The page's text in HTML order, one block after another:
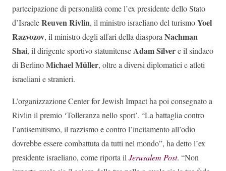
partecipazione di personalità come l’ex presidente dello Stato
d’IsraeleReuven Rivlin, il ministro israeliano del turismoYoel
Razvozov, il ministro degli affari della diasporaNachman
Shai, il dirigente sportivo statunitenseAdam Silvere il sindaco
di BerlinoMichael Müller, oltre a diversi diplomatici e atleti
israeliani e stranieri.
L’organizzazione Center for Jewish Impact ha poi consegnato a
Rivlin il premio ‘Tolleranza nello sport’. “La battaglia contro
l’antisemitismo, il razzismo e contro l’incitamento all’odio
dovrebbe essere combattuta da tutti nel mondo”, ha detto l’ex
presidente israeliano, come riporta ilJerusalem Post. “Non